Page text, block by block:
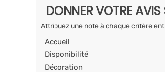
DONNER VOTRE
Attribuez une note à chaque critère
Accueil
Disponibilité
Décoration